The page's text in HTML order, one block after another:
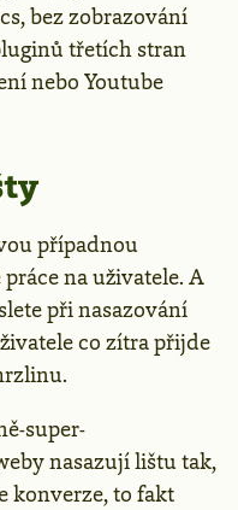
bez zobrazování
třetích stran
nebo Youtube
případnou
na uživatele. A
při nasazování
co zítra přijde
super-
nasazují lištu tak,
konverze, to fakt